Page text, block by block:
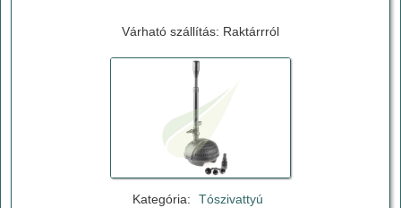
Várható szállítás: Raktárrról
Kategória: Tószivattyú